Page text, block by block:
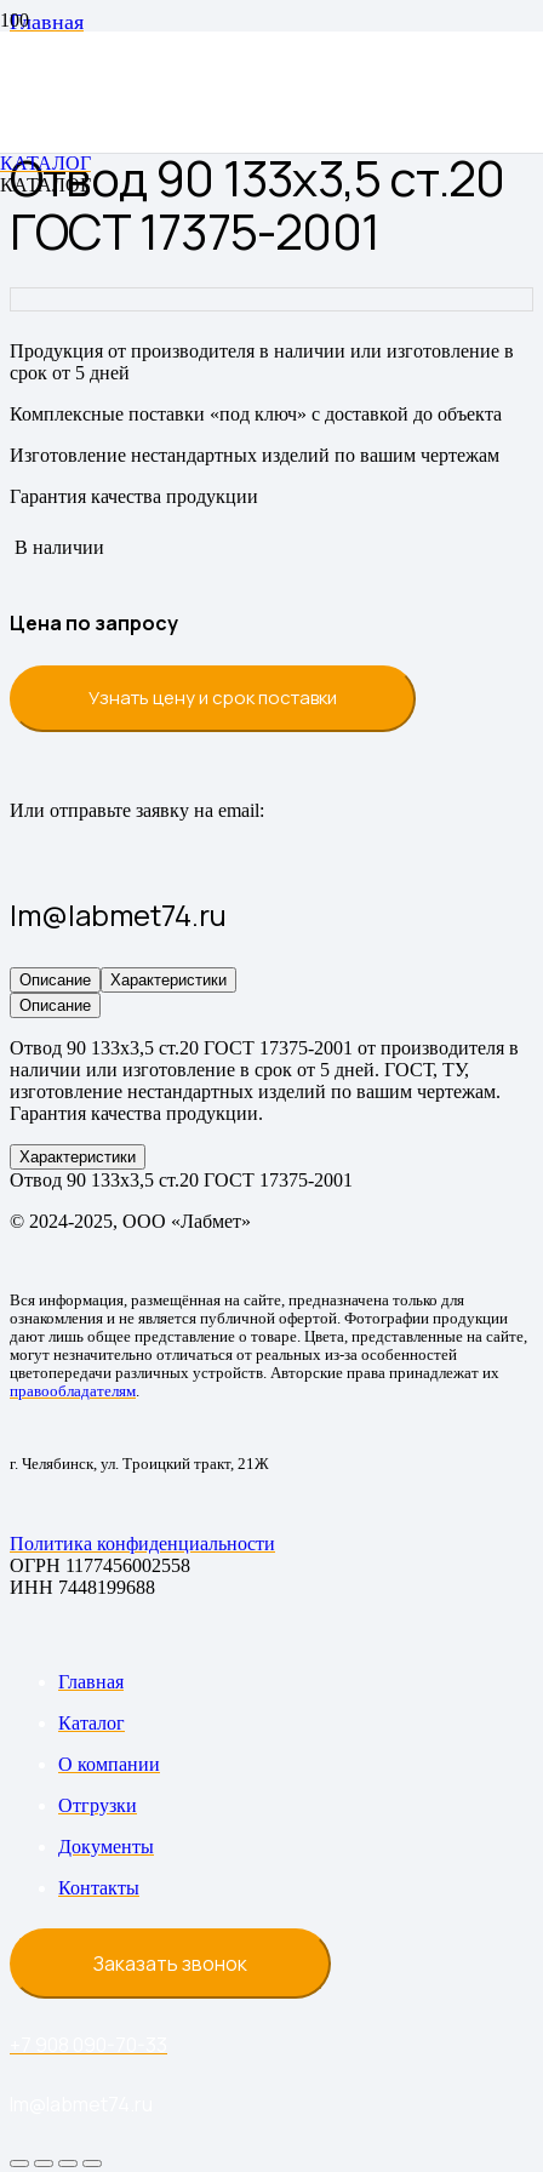
КАТАЛОГ
КАТАЛОГ
Главная
Отвод 90 133х3,5 ст.20
ГОСТ 17375-2001
Продукция от производителя в наличии или изготовление в
срок от 5 дней
Комплексные поставки «под ключ» с доставкой до объекта
Изготовление нестандартных изделий по вашим чертежам
Гарантия качества продукции
В наличии
Цена по запросу
Узнать цену и срок поставки
Или отправьте заявку на email:
lm@labmet74.ru
Описание
Характеристики
Описание
Отвод 90 133х3,5 ст.20 ГОСТ 17375-2001 от производителя в
наличии или изготовление в срок от 5 дней. ГОСТ, ТУ,
изготовление нестандартных изделий по вашим чертежам.
Гарантия качества продукции.
Характеристики
Отвод 90 133х3,5 ст.20 ГОСТ 17375-2001
© 2024-2025, ООО «Лабмет»
Вся информация, размещённая на сайте, предназначена только для
ознакомления и не является публичной офертой. Фотографии продукции
дают лишь общее представление о товаре. Цвета, представленные на сайте,
могут незначительно отличаться от реальных из-за особенностей
цветопередачи различных устройств. Авторские права принадлежат их
правообладателям
г. Челябинск, ул. Троицкий тракт, 21Ж
Политика конфиденциальности
ОГРН 1177456002558
ИНН 7448199688
Главная
Каталог
О компании
Отгрузки
Документы
Контакты
Заказать звонок